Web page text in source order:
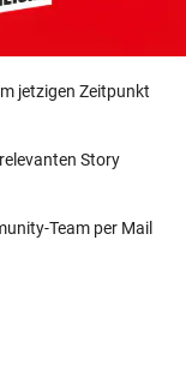
jetzigen Zeitpunkt
Story
Team per Mail